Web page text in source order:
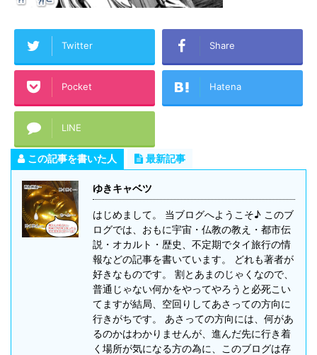
Twitter Share
Pocket Hatena
LINE
この記事を書いた人 最新記事
ゆきキャベツ
はじめまして。 当ブログへようこそ♪ このブ
ログでは、おもに宇宙・仏教の教え・都市伝
説・オカルト・歴史、不定期でタイ旅行の情
報などの記事を書いています。 どれも著者が
好きなものです。 割とあまのじゃくなので、
普通じゃない何かをやってやろうと必死こい
てますが結局、空回りしてあさっての方向に
行きがちです。 あさっての方向には、何があ
るのかはわかりませんが、進んだ先に行き着
く場所が気になる方の為に、このブログは存